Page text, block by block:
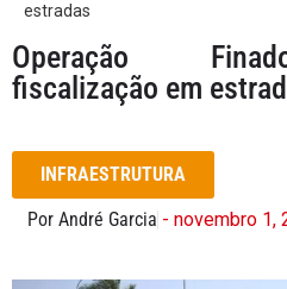
estradas
Operação
fiscalização em
INFRAESTRUTURA
Por André Garcia - novembro 1,